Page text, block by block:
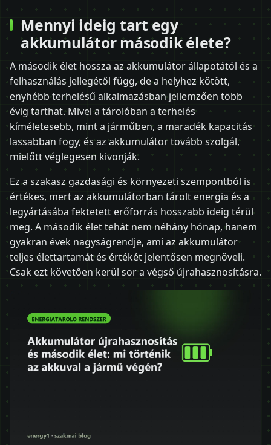
Mennyi ideig tart egy
akkumulátor második élete?
A második élet hossza az akkumulátor állapotától és a
felhasználás jellegétől függ, de a helyhez kötött,
enyhébb terhelésű alkalmazásban jellemzően több
évig tarthat. Mivel a tárolóban a terhelés
kíméletesebb, mint a járműben, a maradék kapacitás
lassabban fogy, és az akkumulátor tovább szolgál,
mielőtt véglegesen kivonják.
Ez a szakasz gazdasági és környezeti szempontból is
értékes, mert az akkumulátorban tárolt energia és a
legyártásába fektetett erőforrás hosszabb ideig térül
meg. A második élet tehát nem néhány hónap, hanem
gyakran évek nagyságrendje, ami az akkumulátor
teljes élettartamát és értékét jelentősen megnöveli.
Csak ezt követően kerül sor a végső újrahasznosításra.